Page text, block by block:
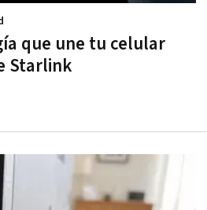
que une tu celular
Starlink